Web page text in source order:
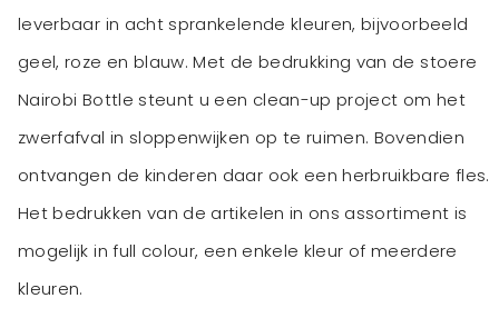
leverbaar in acht sprankelende kleuren, bijvoorbeeld
geel, roze en blauw. Met de bedrukking van de stoere
Nairobi Bottle steunt u een clean-up project om het
zwerfafval in sloppenwijken op te ruimen. Bovendien
ontvangen de kinderen daar ook een herbruikbare fles.
Het bedrukken van de artikelen in ons assortiment is
mogelijk in full colour, een enkele kleur of meerdere
kleuren.